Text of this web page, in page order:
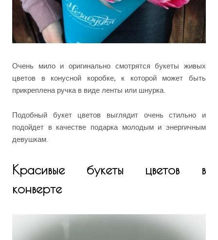
Очень мило и оригинально смотрятся букеты живых
цветов в конусной коробке, к которой может быть
прикреплена ручка в виде ленты или шнурка.
Подобный букет цветов выглядит очень стильно и
подойдет в качестве подарка молодым и энергичным
девушкам.
Красивые букеты цветов в
конверте